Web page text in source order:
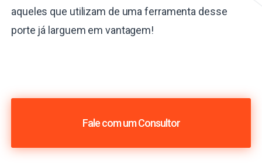
aqueles que utilizam de uma ferramenta desse
porte já larguem em vantagem!
Fale com um Consultor